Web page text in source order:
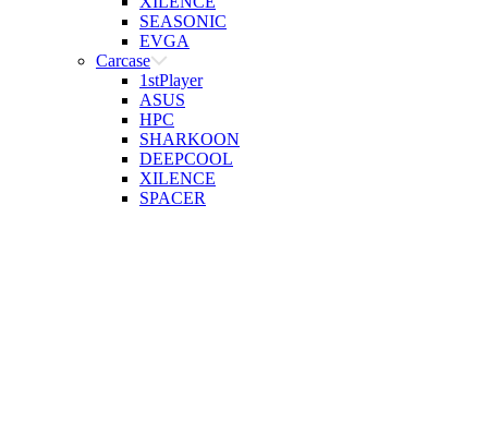
SEASONIC
EVGA
Carcase
1stPlayer
ASUS
HPC
SHARKOON
DEEPCOOL
XILENCE
SPACER